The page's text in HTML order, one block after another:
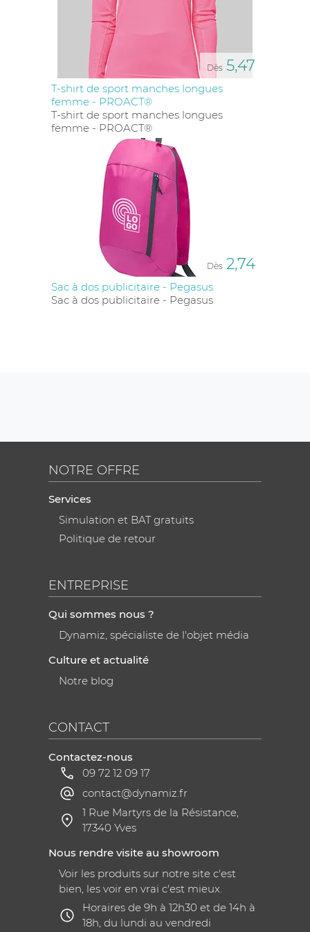
Dès 5,47
T-shirt de sport manches longues
femme - PROACT®
T-shirt de sport manches longues
femme - PROACT®
Dès 2,74
Sac à dos publicitaire - Pegasus
Sac à dos publicitaire - Pegasus
NOTRE OFFRE
Services
Simulation et BAT gratuits
Politique de retour
ENTREPRISE
Qui sommes nous ?
Dynamiz, spécialiste de l'objet média
Culture et actualité
Notre blog
CONTACT
Contactez-nous
09 72 12 09 17
contact@dynamiz.fr
1 Rue Martyrs de la Résistance,
17340 Yves
Nous rendre visite au showroom
Voir les produits sur notre site c'est
bien, les voir en vrai c'est mieux.
Horaires de 9h à 12h30 et de 14h à
18h, du lundi au vendredi